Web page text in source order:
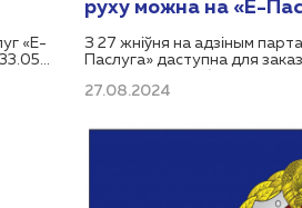
«Е-
руху можна на «Е-
З 27 жніўня на адзіным
Паслуга» даступна для
асобамі інфармацыі аб
27.08.2024